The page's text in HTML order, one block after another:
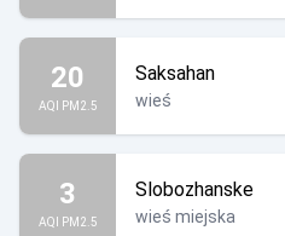
20
AQI PM2.5
Saksahan
wieś
3
AQI PM2.5
Slobozhanske
wieś miejska